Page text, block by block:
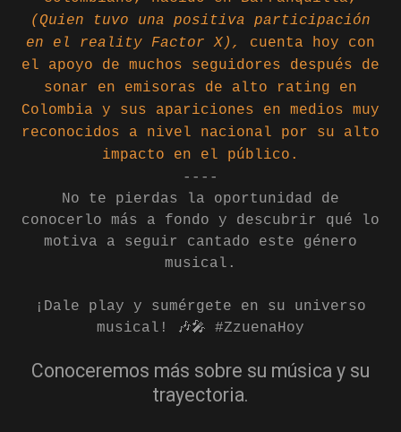
(Quien tuvo una positiva participación
en el reality Factor X),
cuenta hoy con
el apoyo de muchos seguidores después de
sonar en emisoras de alto rating en
Colombia y sus apariciones en medios muy
reconocidos a nivel nacional por su alto
impacto en el público.
----
No te pierdas la oportunidad de
conocerlo más a fondo y descubrir qué lo
motiva a seguir cantado este género
musical.
¡Dale play y sumérgete en su universo
musical! 🎶🎤 #ZzuenaHoy
Conoceremos más sobre su música y su
trayectoria.